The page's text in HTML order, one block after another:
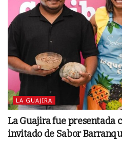
LA GUAJIRA
La Guajira fue presentada
invitado de Sabor